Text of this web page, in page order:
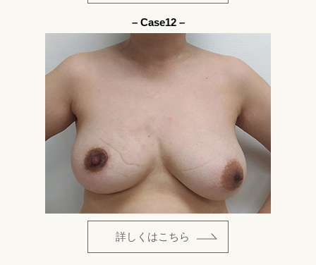
– Case12 –
詳しくはこちら